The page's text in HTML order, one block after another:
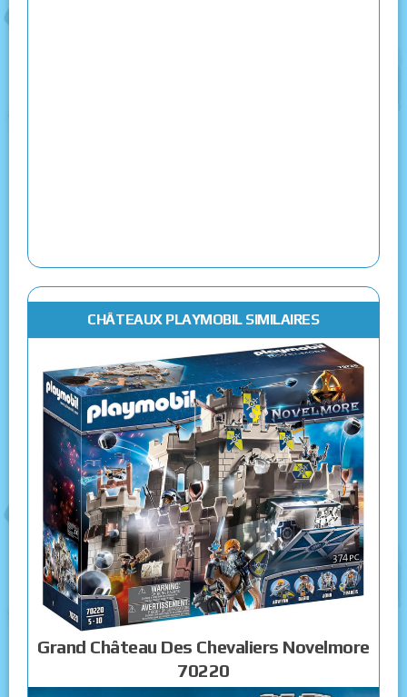
CHÂTEAUX PLAYMOBIL SIMILAIRES
Grand Château Des Chevaliers Novelmore
70220